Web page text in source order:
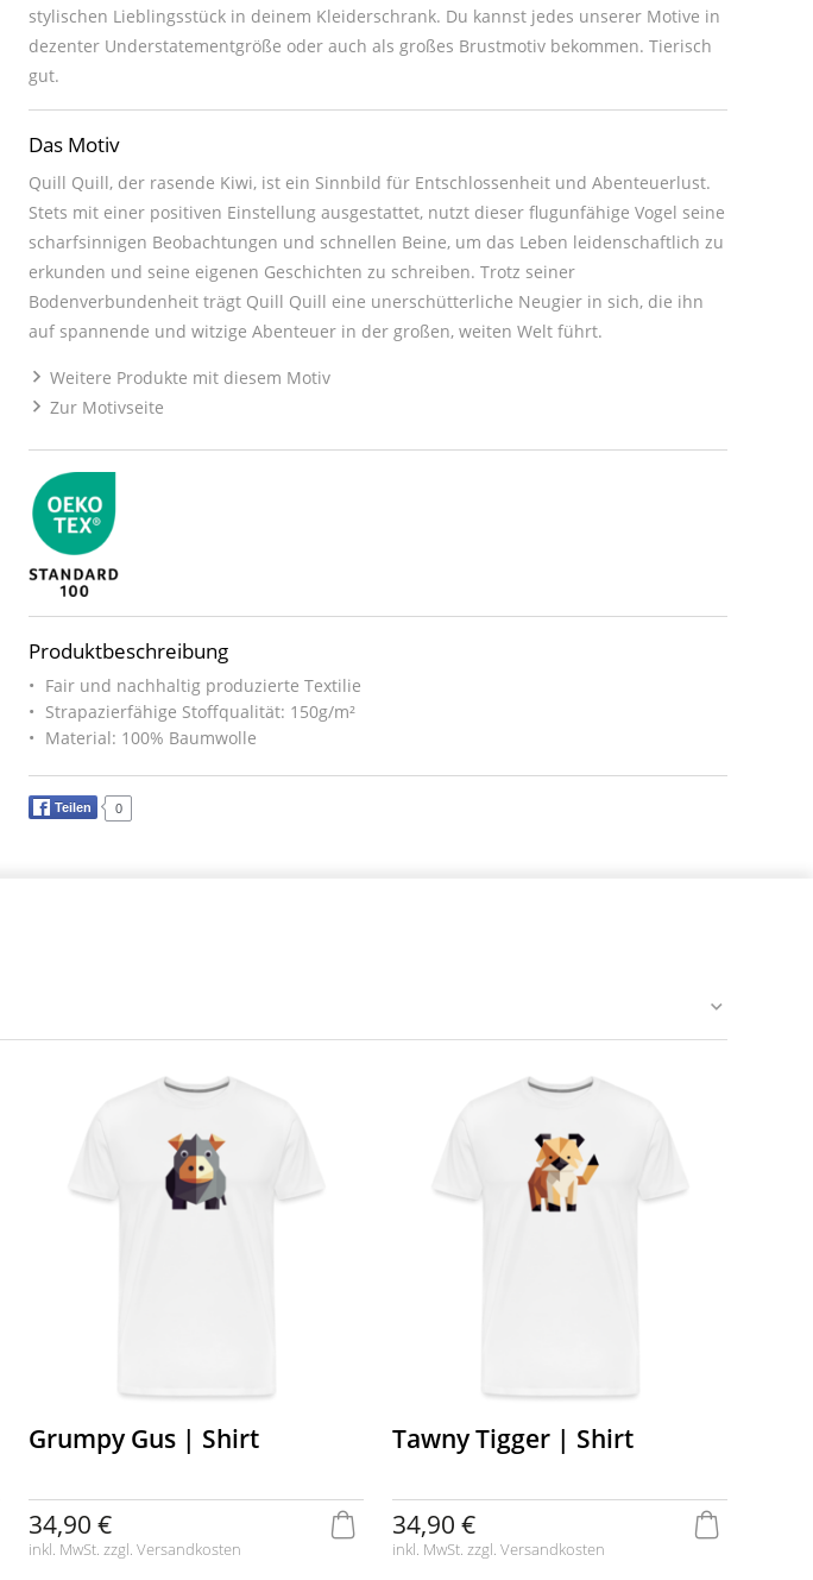
stylischen Lieblingsstück in deinem Kleiderschrank. Du kannst jedes unserer Motive in
dezenter Understatementgröße oder auch als großes Brustmotiv bekommen. Tierisch
gut.
Das Motiv
Quill Quill, der rasende Kiwi, ist ein Sinnbild für Entschlossenheit und Abenteuerlust.
Stets mit einer positiven Einstellung ausgestattet, nutzt dieser flugunfähige Vogel seine
scharfsinnigen Beobachtungen und schnellen Beine, um das Leben leidenschaftlich zu
erkunden und seine eigenen Geschichten zu schreiben. Trotz seiner
Bodenverbundenheit trägt Quill Quill eine unerschütterliche Neugier in sich, die ihn
auf spannende und witzige Abenteuer in der großen, weiten Welt führt.
Weitere Produkte mit diesem Motiv
Zur Motivseite
Produktbeschreibung
Fair und nachhaltig produzierte Textilie
Strapazierfähige Stoffqualität: 150g/m²
Material: 100% Baumwolle
Teilen 0
Grumpy Gus | Shirt
34,90 €
inkl. MwSt. zzgl. Versandkosten
Tawny Tigger | Shirt
34,90 €
inkl. MwSt. zzgl. Versandkosten